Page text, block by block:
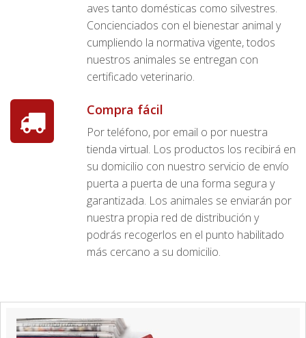
aves tanto domésticas como silvestres.
Concienciados con el bienestar animal y
cumpliendo la normativa vigente, todos
nuestros animales se entregan con
certificado veterinario.
Compra fácil
Por teléfono, por email o por nuestra
tienda virtual. Los productos los recibirá en
su domicilio con nuestro servicio de envío
puerta a puerta de una forma segura y
garantizada. Los animales se enviarán por
nuestra propia red de distribución y
podrás recogerlos en el punto habilitado
más cercano a su domicilio.